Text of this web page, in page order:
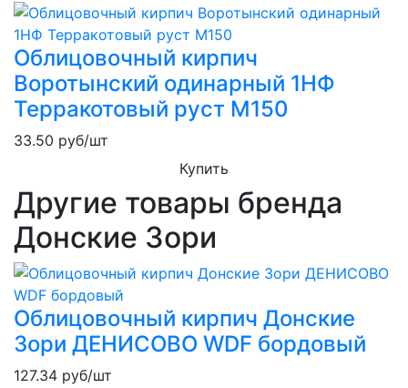
Облицовочный кирпич
Воротынский одинарный 1НФ
Терракотовый руст М150
33.50 руб/шт
Купить
Другие товары бренда
Донские Зори
Облицовочный кирпич Донские
Зори ДЕНИСОВО WDF бордовый
127.34 руб/шт